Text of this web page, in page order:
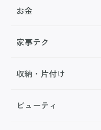
お金
家事テク
収納・片付け
ビューティ